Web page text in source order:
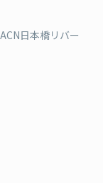
日本橋リバー